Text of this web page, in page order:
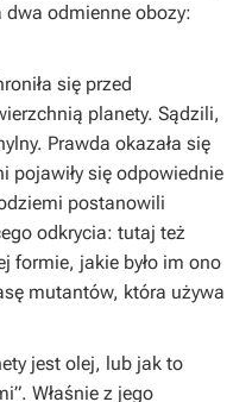
dwa odmienne obozy:
się przed
planety. Sądzili,
Prawda okazała się
pojawiły się odpowiednie
postanowili
odkrycia: tutaj też
formie, jakie było im ono
mutantów, która używa
jest olej, lub jak to
Właśnie z jego